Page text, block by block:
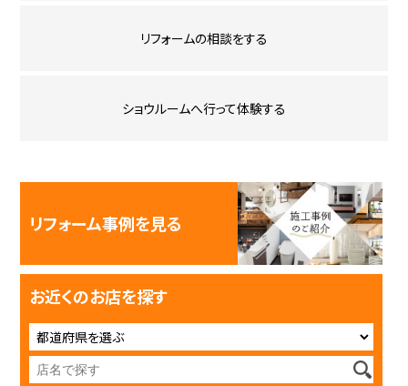
リフォームの相談をする
ショウルームへ行って体験する
リフォーム事例を見る
お近くのお店を探す